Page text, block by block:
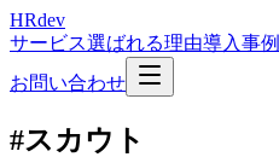
HRdev
サービス選ばれる理由導入事例
お問い合わせ
#スカウト